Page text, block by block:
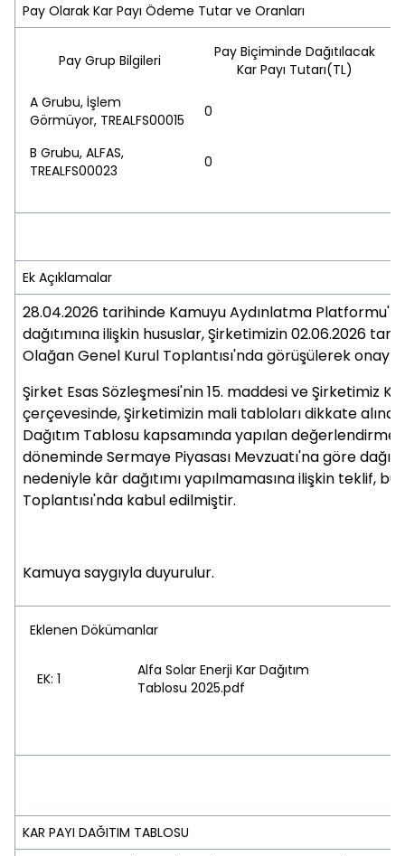
Pay Olarak Kar Payı Ödeme Tutar ve Oranları
Pay Grup Bilgileri
Pay Biçiminde Dağıtılacak
Kar Payı Tutarı(TL)
A Grubu, İşlem
Görmüyor, TREALFS00015
0
B Grubu, ALFAS,
TREALFS00023
0
Ek Açıklamalar
28.04.2026 tarihinde Kamuyu Aydınlatma
dağıtımına ilişkin hususlar, Şirketimizin 02.06.2026
Olağan Genel Kurul Toplantısı'nda görüşülerek
Şirket Esas Sözleşmesi'nin 15. maddesi ve Şirketimiz
çerçevesinde, Şirketimizin mali tabloları dikkate
Dağıtım Tablosu kapsamında yapılan
döneminde Sermaye Piyasası Mevzuatı'na göre
nedeniyle kâr dağıtımı yapılmamasına ilişkin teklif,
Toplantısı'nda kabul edilmiştir.
Kamuya saygıyla duyurulur.
Eklenen Dökümanlar
EK: 1
Alfa Solar Enerji Kar Dağıtım
Tablosu 2025.pdf
KAR PAYI DAĞITIM TABLOSU